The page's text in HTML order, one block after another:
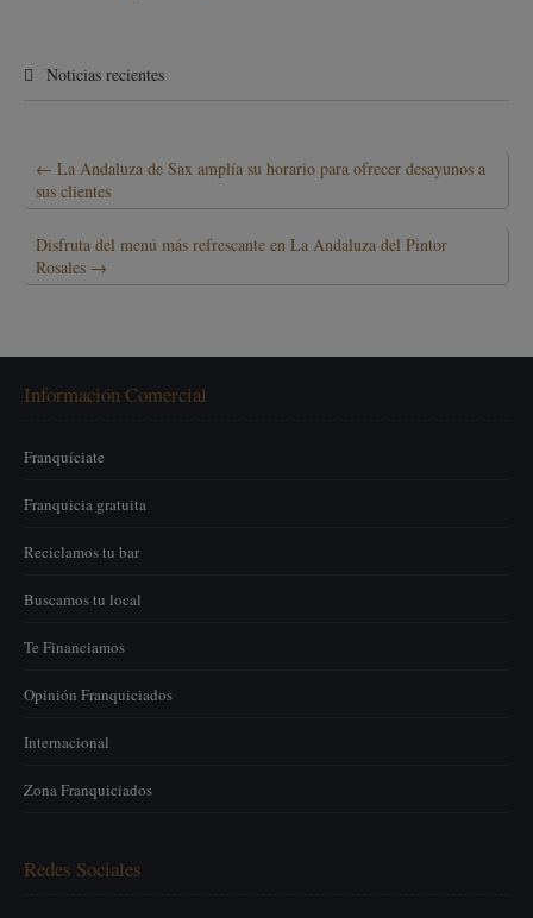
Noticias recientes
← La Andaluza de Sax amplía su horario para ofrecer desayunos a
sus clientes
Disfruta del menú más refrescante en La Andaluza del Pintor
Rosales →
Información Comercial
Franquíciate
Franquicia gratuita
Reciclamos tu bar
Buscamos tu local
Te Financiamos
Opinión Franquiciados
Internacional
Zona Franquiciados
Redes Sociales